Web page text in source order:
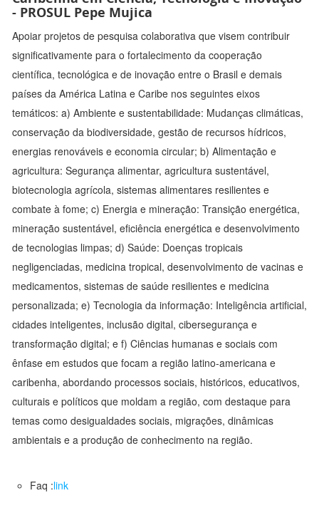
- PROSUL Pepe Mujica
Apoiar projetos de pesquisa colaborativa que visem contribuir
significativamente para o fortalecimento da cooperação
científica, tecnológica e de inovação entre o Brasil e demais
países da América Latina e Caribe nos seguintes eixos
temáticos: a) Ambiente e sustentabilidade: Mudanças climáticas,
conservação da biodiversidade, gestão de recursos hídricos,
energias renováveis e economia circular; b) Alimentação e
agricultura: Segurança alimentar, agricultura sustentável,
biotecnologia agrícola, sistemas alimentares resilientes e
combate à fome; c) Energia e mineração: Transição energética,
mineração sustentável, eficiência energética e desenvolvimento
de tecnologias limpas; d) Saúde: Doenças tropicais
negligenciadas, medicina tropical, desenvolvimento de vacinas e
medicamentos, sistemas de saúde resilientes e medicina
personalizada; e) Tecnologia da informação: Inteligência artificial,
cidades inteligentes, inclusão digital, cibersegurança e
transformação digital; e f) Ciências humanas e sociais com
ênfase em estudos que focam a região latino-americana e
caribenha, abordando processos sociais, históricos, educativos,
culturais e políticos que moldam a região, com destaque para
temas como desigualdades sociais, migrações, dinâmicas
ambientais e a produção de conhecimento na região.
Faq :link